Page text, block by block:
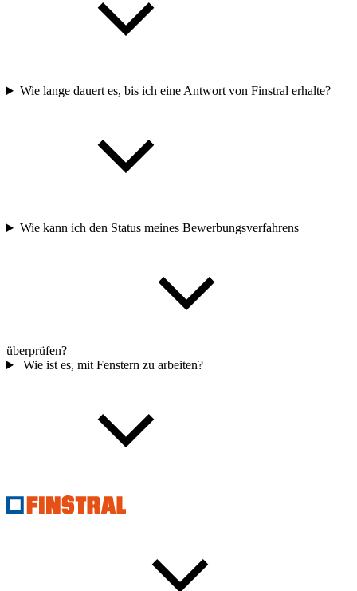
Wie lange dauert es, bis ich eine Antwort von Finstral erhalte?
Wie kann ich den Status meines Bewerbungsverfahrens
überprüfen?
Wie ist es, mit Fenstern zu arbeiten?